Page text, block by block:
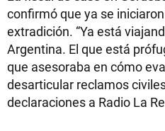
confirmó que ya se
extradición. “Ya está
Argentina. El que está
que asesoraba en cómo
desarticular reclamos
declaraciones a Radio La